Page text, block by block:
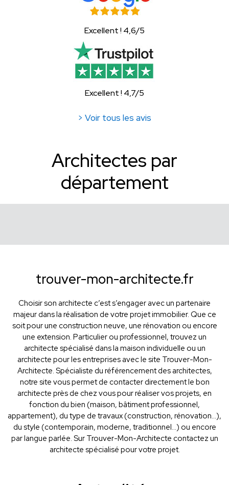
Excellent ! 4,6/5
Excellent ! 4,7/5
> Voir tous les avis
Architectes par
département
trouver-mon-architecte.fr
Choisir son architecte c’est s’engager avec un partenaire
majeur dans la réalisation de votre projet immobilier. Que ce
soit pour une construction neuve, une rénovation ou encore
une extension. Particulier ou professionnel, trouvez un
architecte spécialisé dans la maison individuelle ou un
architecte pour les entreprises avec le site Trouver-Mon-
Architecte. Spécialiste du référencement des architectes,
notre site vous permet de contacter directement le bon
architecte près de chez vous pour réaliser vos projets, en
fonction du bien (maison, bâtiment professionnel,
appartement), du type de travaux (construction, rénovation...),
du style (contemporain, moderne, traditionnel...) ou encore
par langue parlée. Sur Trouver-Mon-Architecte contactez un
architecte spécialisé pour votre projet.